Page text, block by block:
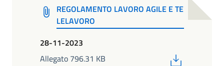
REGOLAMENTO LAVORO AGILE E TE
LELAVORO
28-11-2023
Allegato 796.31 KB